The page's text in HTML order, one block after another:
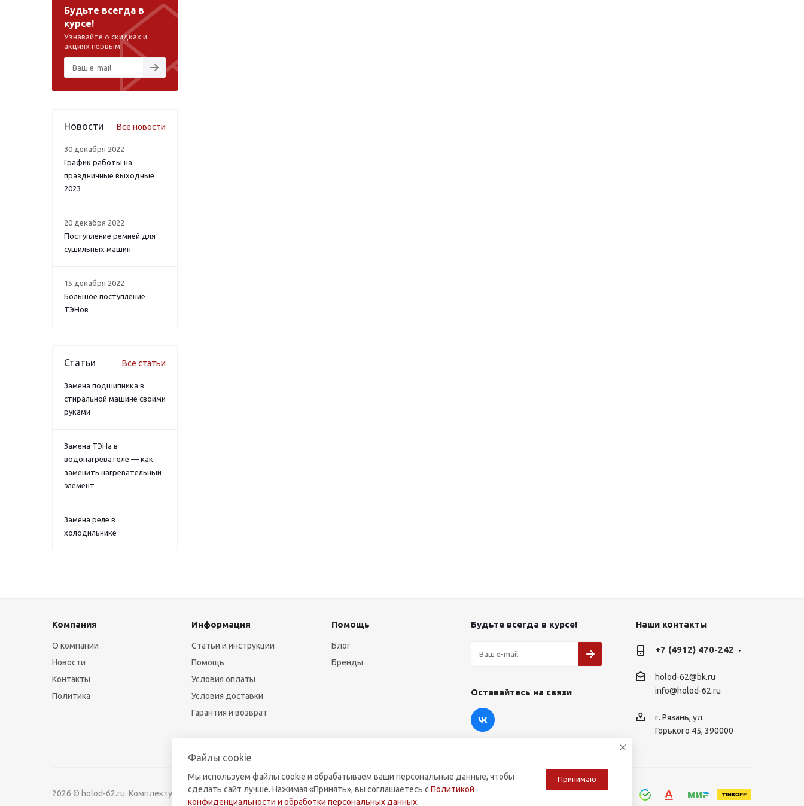
Будьте всегда в
курсе!
Узнавайте о скидках и
акциях первым
Новости Все новости
30 декабря 2022
График работы на
праздничные выходные
2023
20 декабря 2022
Поступление ремней для
сушильных машин
15 декабря 2022
Большое поступление
ТЭНов
Статьи Все статьи
Замена подшипника в
стиральной машине своими
руками
Замена ТЭНа в
водонагревателе — как
заменить нагревательный
элемент
Замена реле в
холодильнике
Компания
О компании
Новости
Контакты
Политика
Информация
Статьи и инструкции
Помощь
Условия оплаты
Условия доставки
Гарантия и возврат
Помощь
Блог
Бренды
Будьте всегда в курсе!
Оставайтесь на связи
Наши контакты
+7 (4912) 470-242
holod-62@bk.ru
info@holod-62.ru
г. Рязань, ул.
Горького 45, 390000
2026 © holod-62.ru. Комплектующие для бытовой и коммерческой техники.
Файлы cookie
Мы используем файлы cookie и обрабатываем ваши персональные данные, чтобы
сделать сайт лучше. Нажимая «Принять», вы соглашаетесь с Политикой
конфиденциальности и обработки персональных данных.
Принимаю